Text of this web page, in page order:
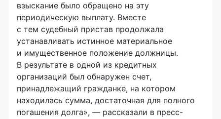
взыскание было обращено на эту
периодическую выплату. Вместе
с тем судебный пристав продолжала
устанавливать истинное материальное
и имущественное положение должницы.
В результате в одной из кредитных
организаций был обнаружен счет,
принадлежащий гражданке, на котором
находилась сумма, достаточная для полного
погашения долга», — рассказали в пресс-